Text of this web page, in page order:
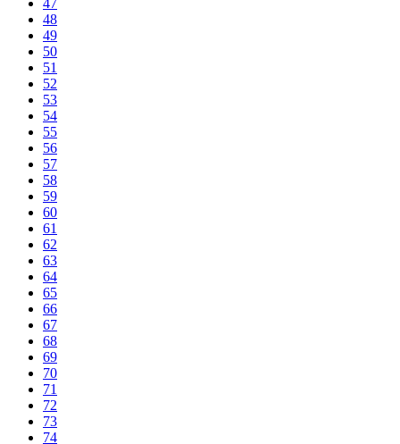
47
48
49
50
51
52
53
54
55
56
57
58
59
60
61
62
63
64
65
66
67
68
69
70
71
72
73
74